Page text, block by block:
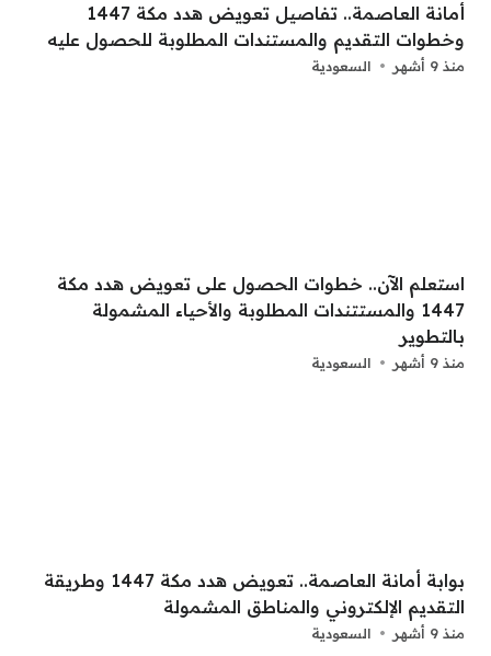
أمانة العاصمة.. تفاصيل تعويض هدد مكة 1447
وخطوات التقديم والمستندات المطلوبة للحصول عليه
منذ 9 أشهر السعودية
استعلم الآن.. خطوات الحصول على تعويض هدد مكة
1447 والمستتندات المطلوبة والأحياء المشمولة
بالتطوير
منذ 9 أشهر السعودية
بوابة أمانة العاصمة.. تعويض هدد مكة 1447 وطريقة
التقديم الإلكتروني والمناطق المشمولة
منذ 9 أشهر السعودية